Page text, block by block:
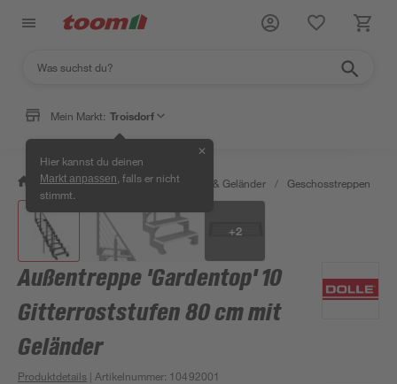
Mein Markt: Troisdorf
Hier kannst du deinen
Markt anpassen , falls er nicht
stimmt.
✕
/ Bauen & Renovieren / Treppen & Geländer / Geschosstreppen
+2
Außentreppe 'Gardentop' 10
Gitterroststufen 80 cm mit
Geländer
Produktdetails | Artikelnummer: 10492001